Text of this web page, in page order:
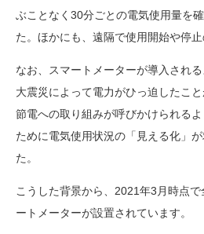
ぶことなく30分ごとの電気使用量を
た。ほかにも、遠隔で使用開始や停止
なお、スマートメーターが導入され
大震災によって電力がひっ迫したこ
節電への取り組みが呼びかけられる
ために電気使用状況の「見える化」
た。
こうした背景から、2021年3月時点
ートメーターが設置されています。